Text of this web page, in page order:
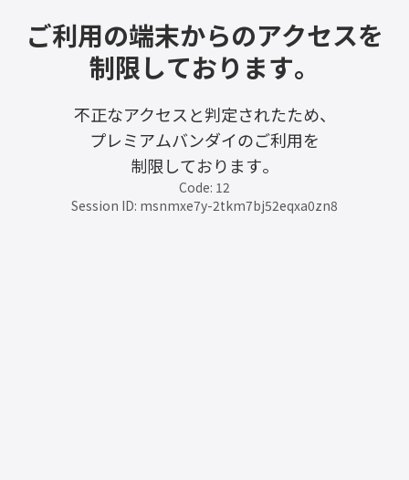
ご利用の端末からのアクセスを
制限しております。
不正なアクセスと判定されたため、
プレミアムバンダイのご利用を
制限しております。
Code: 12
Session ID: msnmxe7y-2tkm7bj52eqxa0zn8